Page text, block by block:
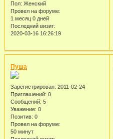
Пол: Женский
Провел на форуме:
1 месяц 0 дней
Последний визит:
2020-03-16 16:26:19
Пуша
Зарегистрирован: 2011-02-24
Приглашений: 0
Сообщений: 5
Уважение: 0
Позитив: 0
Провел на форуме:
50 минут